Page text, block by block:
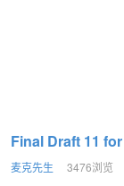
Final Draft 11
麦克先生 3476浏览